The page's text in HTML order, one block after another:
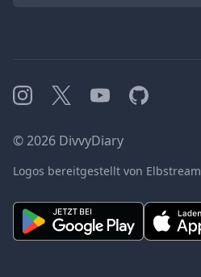
Instagram
X YouTubeGitHub
©2026 DivvyDiary
Logos bereitgestellt von Elbstream